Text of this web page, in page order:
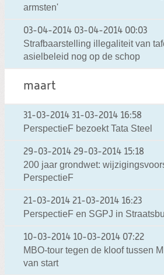
armsten'
03-04-2014 03-04-2014 00:03
Strafbaarstelling illegaliteit van
asielbeleid nog op de schop
maart
31-03-2014 31-03-2014 16:58
PerspectieF bezoekt Tata Steel
29-03-2014 29-03-2014 15:18
200 jaar grondwet:
PerspectieF
21-03-2014 21-03-2014 16:23
PerspectieF en SGPJ in
10-03-2014 10-03-2014 07:22
MBO-tour tegen de kloof tussen
van start